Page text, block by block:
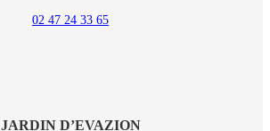
02 47 24 33 65
JARDIN D’EVAZION